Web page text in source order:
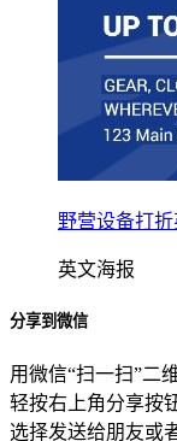
野营设备打
英文海报
分享到微信
用微信“扫一扫”二
轻按右上角分享按
选择发送给朋友或